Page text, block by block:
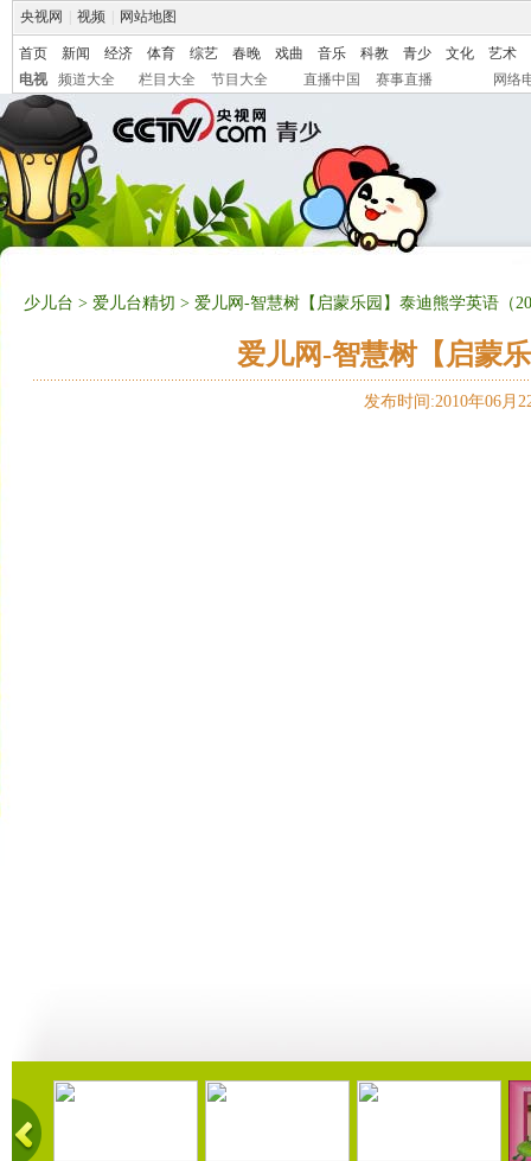
央视网 视频 网站地图
首页 新闻 经济 体育 综艺 春晚 戏曲 音乐 科教 青少 文化
艺术
电视
频道大全 栏目大全 节目大全 直播中国 赛事直播 网络
少儿台 > 爱儿台精切 > 爱儿网-智慧树【启蒙乐园】泰迪熊学英语（
爱儿网-智慧树【启蒙
发布时间:2010年06月
21:58 01:43 02:58